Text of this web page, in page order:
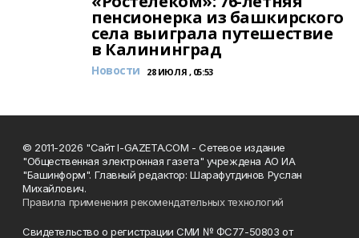
пенсионерка из башкирского
села выиграла путешествие
в Калининград
Новости 28 ИЮЛЯ , 05:53
© 2011-2026 "Сайт I-GAZETA.COM - Сетевое издание
"Общественная электронная газета" учреждена АО ИА
"Башинформ". Главный редактор: Шарафутдинов Руслан
Михайлович.
Правила применения рекомендательных технологий
Свидетельство о регистрации СМИ № ФС77-50803 от